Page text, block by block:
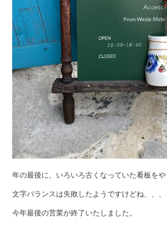
年の最後に、いろいろ古くなっていた看板を
文字バランスは失敗したようですけどね、、、
今年最後の営業が終了いたしました。